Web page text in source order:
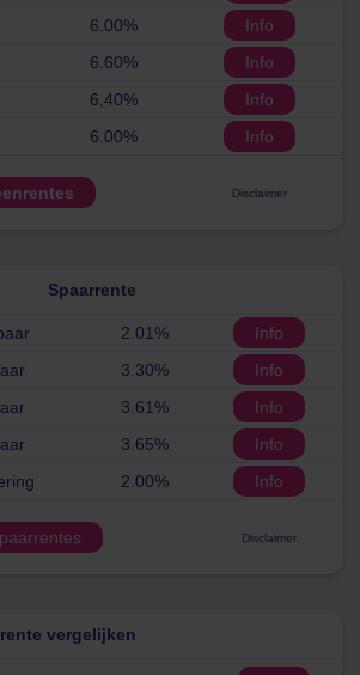
6.00%
Info
6.60%
Info
6,40%
Info
6.00% Info
Disclaimer
Spaarrente
2.01%
Info
3.30%
Info
3.61%
Info
3.65%
Info
2.00% Info
Disclaimer
vergelijken